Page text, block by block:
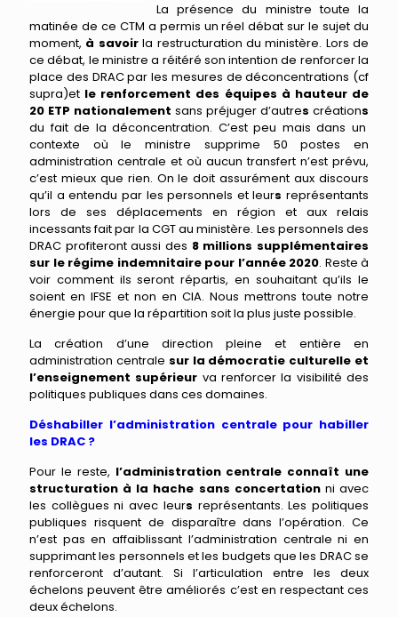
La présence du ministre toute la
matinée de ce CTM a permis un réel débat sur le sujet du
moment, à savoirla restructuration du ministère. Lors de
ce débat, le ministre a réitéré son intention de renforcer la
place des DRAC par les mesures de déconcentrations (cf
supra)et le renforcement des équipes à hauteur de
20 ETP nationalement sans préjuger d’autres créations
du fait de la déconcentration. C’est peu mais dans un
contexte où le ministre supprime 50 postes en
administration centrale et où aucun transfert n’est prévu,
c’est mieux que rien. On le doit assurément aux discours
qu’il a entendu par les personnels et leurs représentants
lors de ses déplacements en région et aux relais
incessants fait par la CGT au ministère. Les personnels des
DRAC profiteront aussi des 8 millions supplémentaires
sur le régime indemnitaire pour l’année 2020. Reste à
voir comment ils seront répartis, en souhaitant qu’ils le
soient en IFSE et non en CIA. Nous mettrons toute notre
énergie pourque la répartition soitla plus juste possible.
La création d’une direction pleine et entière en
administration centrale sur la démocratie culturelle et
l’enseignement supérieur va renforcer la visibilité des
politiques publiques dans ces domaines.
Déshabiller l’administration centrale pour habiller
les DRAC ?
Pour le reste, l’administration centrale connaît une
structuration à la hache sans concertationni avec
les collègues ni avec leurs représentants. Les politiques
publiques risquent de disparaître dans l’opération. Ce
n’est pas en affaiblissant l’administration centraleni en
supprimant les personnels et les budgets que les DRAC se
renforceront d’autant. Si l’articulation entre les deux
échelons peuvent être améliorés c’est en respectant ces
deux échelons.